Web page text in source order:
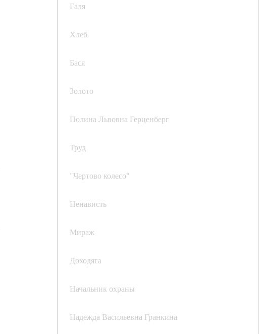
Галя
Хлеб
Бася
Золото
Полина Львовна Герценберг
Труд
"Чертово колесо"
Ненависть
Мираж
Доходяга
Начальник охраны
Надежда Васильевна Гранкина